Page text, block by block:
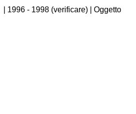
1996 - 1998 (verificare) | Oggetto